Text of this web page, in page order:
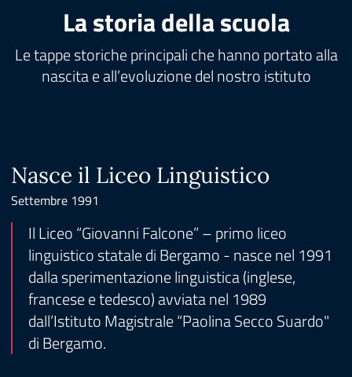
La storia della scuola
Le tappe storiche principali che hanno portato alla
nascita e all’evoluzione del nostro istituto
Nasce il Liceo Linguistico
Settembre 1991
Il Liceo “Giovanni Falcone” – primo liceo
linguistico statale di Bergamo - nasce nel 1991
dalla sperimentazione linguistica (inglese,
francese e tedesco) avviata nel 1989
dall’Istituto Magistrale “Paolina Secco Suardo"
di Bergamo.